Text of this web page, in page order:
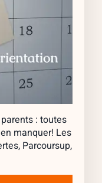
: toutes
manquer! Les
Parcoursup,